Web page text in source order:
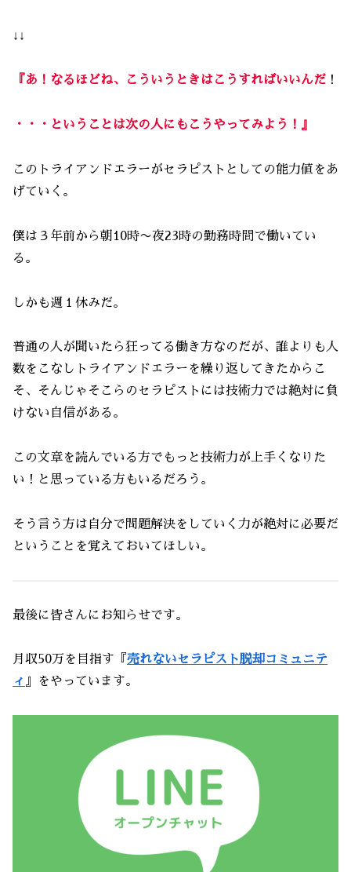
↓↓
『 あ！なるほどね、こういうときはこうすればいいんだ ！
・・・ ということは次の人にもこうやってみよう！ 』
このトライアンドエラーがセラピストとしての能力値をあ
げていく。
僕は３年前から朝10時〜夜23時の勤務時間で働いてい
る。
しかも週１休みだ。
普通の人が聞いたら狂ってる働き方なのだが、誰よりも人
数をこなしトライアンドエラーを繰り返してきたからこ
そ、そんじゃそこらのセラピストには技術力では絶対に負
けない自信がある。
この文章を読んでいる方でもっと技術力が上手くなりた
い！と思っている方もいるだろう。
そう言う方は自分で問題解決をしていく力が絶対に必要だ
ということを覚えておいてほしい。
最後に皆さんにお知らせです。
月収50万を目指す『 売れないセラピスト脱却コミュニテ
ィ 』をやっています。